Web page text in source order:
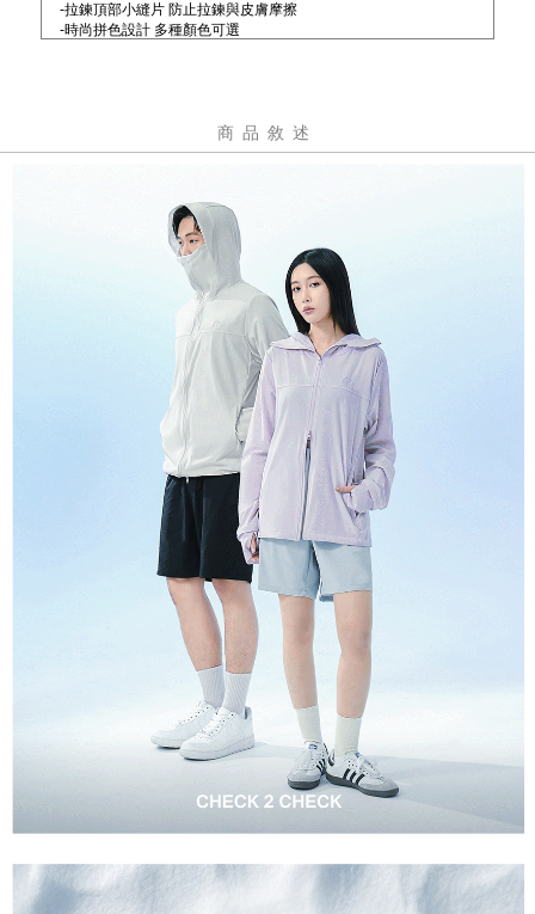
-拉鍊頂部小縫片 防止拉鍊與皮膚摩擦
-時尚拼色設計 多種顏色可選
-袖口做開口 方便查閱手錶資訊 可收納
-下擺束繩設計 可自由調節鬆緊
#綠色 / 藍色 / 米白 沒有2XL
#紫色 / 粉色 沒有XL 2XL
極透氣防曬冰磁外套3.0 升級部分:
面料手感極冰涼，穿上瞬間降溫，持久清爽。全域空氣循環, 從腋
下延伸至手臂與腰際的整排導流孔，結合背部品牌Logo透氣孔和
透氣開口，大幅強化散熱效能，讓體熱迅速排出。隱藏式馬尾孔設
計,告別帽內的悶熱與扁塌，讓長髮女孩運動、騎車更俐落。全新
時尚拼色設計 追求機能的同時，更能穿出高端層次感。
因批次不同 布料手感有些微差距屬於合理現象
中華民國紡織業拓展會 布料檢測報告
-涼感的檢測標準
-Q-MAX值 大於0.13 可稱作涼感布料
-Q-Max就是瞬間接觸感溫標準（Touch Feeling of Warmth or
Coolness／q-max）鑑測方法就是把測試的布料放在25度的實驗
金屬平台上，再以加熱至35度、接近人體的體溫金屬片，垂直的
接觸樣布，透過儀器感測、並記錄數值，而「瞬間熱流失量」就是
Q-Max，也就是當肌膚碰到布表面後，讓肌膚溫度下降的數值。
Q-Max數值越大，表示越有涼感，台灣紡拓會訂出的標準，是Q-
Max等於或大於0.14才可以稱為涼感紗；標準檢驗局則公告針織
(棉T材質)Q-max值高於0.13，平織(風衣布料)須高於0.17才是涼感
商品敘述